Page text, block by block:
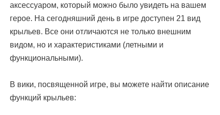
аксессуаром, который можно было увидеть на вашем
герое. На сегодняшний день в игре доступен 21 вид
крыльев. Все они отличаются не только внешним
видом, но и характеристиками (летными и
функциональными).
В вики, посвященной игре, вы можете найти описание
функций крыльев: